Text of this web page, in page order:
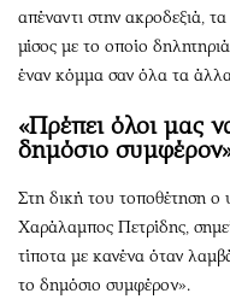
απέναντι στην ακροδεξιά,
μίσος με το οποίο
έναν κόμμα σαν όλα τα
«Πρέπει όλοι μας
δημόσιο
Στη δική του τοποθέτηση
Χαράλαμπος Πετρίδης,
τίποτα με κανένα όταν
το δημόσιο συμφέρον».